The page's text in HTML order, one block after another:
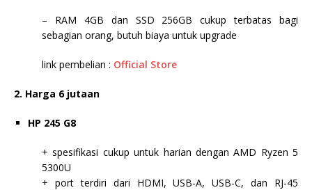
– RAM 4GB dan SSD 256GB cukup terbatas bagi
sebagian orang, butuh biaya untuk upgrade
link pembelian : Official Store
2. Harga 6 jutaan
HP 245 G8
+ spesifikasi cukup untuk harian dengan AMD Ryzen 5
5300U
+ port terdiri dari HDMI, USB-A, USB-C, dan RJ-45